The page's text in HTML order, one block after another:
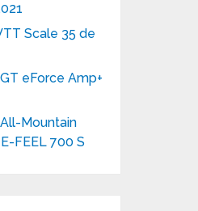
Scale 35 de
eForce Amp+
Mountain
FEEL 700 S